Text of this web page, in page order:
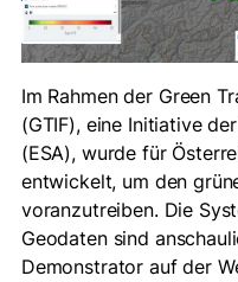
Im Rahmen der Green
(GTIF), eine Initiative
(ESA), wurde für
entwickelt, um den
voranzutreiben. Die
Geodaten sind
Demonstrator auf der